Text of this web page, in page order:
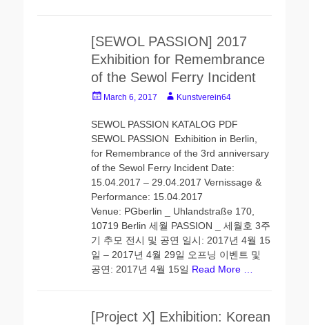
[SEWOL PASSION] 2017
Exhibition for Remembrance
of the Sewol Ferry Incident
PostedMarch 6, 2017 AuthorKunstverein64
SEWOL PASSION KATALOG PDF
SEWOL PASSION Exhibition in Berlin,
for Remembrance of the 3rd anniversary
of the Sewol Ferry Incident Date:
15.04.2017 – 29.04.2017 Vernissage &
Performance: 15.04.2017
Venue: PGberlin _ Uhlandstraße 170,
10719 Berlin 세월 PASSION _ 세월호 3주
기 추모 전시 및 공연 일시: 2017년 4월 15
일 – 2017년 4월 29일 오프닝 이벤트 및
공연: 2017년 4월 15일 Read More …
[Project X] Exhibition: Korean